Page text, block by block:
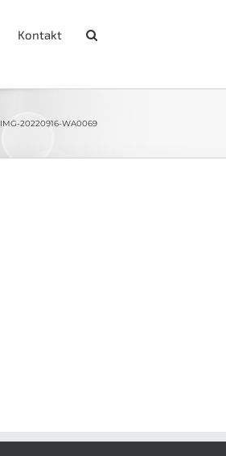
Kontakt
IMG-20220916-WA0069